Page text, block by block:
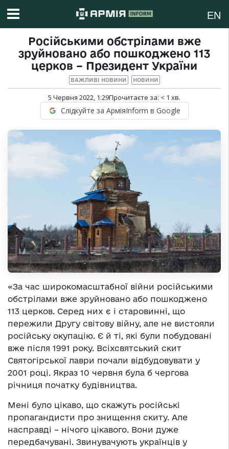
EN
Російськими обстрілами вже
зруйновано або пошкоджено 113
церков – Президент України
ВАЖЛИВІ НОВИНИ НОВИНИ
5 Червня 2022, 1:29Прочитаєте за: < 1 хв.
Слідкуйте за АрміяInform в Google
«За час широкомасштабної війни російськими
обстрілами вже зруйновано або пошкоджено
113 церков. Серед них є і старовинні, що
пережили Другу світову війну, але не вистояли
російську окупацію. Є й ті, які були побудовані
вже після 1991 року. Всіхсвятський скит
Святогірської лаври почали відбудовувати у
2001 році. Якраз 10 червня була б чергова
річниця початку будівництва.
Мені було цікаво, що скажуть російські
пропагандисти про знищення скиту. Але
насправді – нічого цікавого. Вони дуже
передбачувані. Звинувачують українців у